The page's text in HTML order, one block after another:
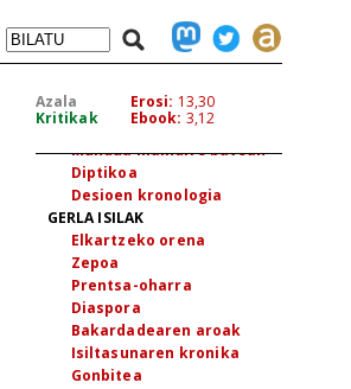
Azala
Kritikak
Erosi: 13,30
Ebook: 3,12
Jaiotza agiria
Zertarako, bizitza
Errespetua
Udako gauak
Mundua maindire batean
Diptikoa
Desioen kronologia
GERLA ISILAK
Elkartzeko orena
Zepoa
Prentsa-oharra
Diaspora
Bakardadearen aroak
Isiltasunaren kronika
Gonbitea